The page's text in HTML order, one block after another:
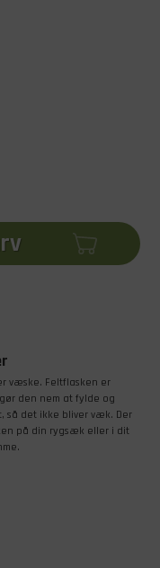
væske. Feltflasken er
den nem at fylde og
så det ikke bliver væk. Der
på din rygsæk eller i dit